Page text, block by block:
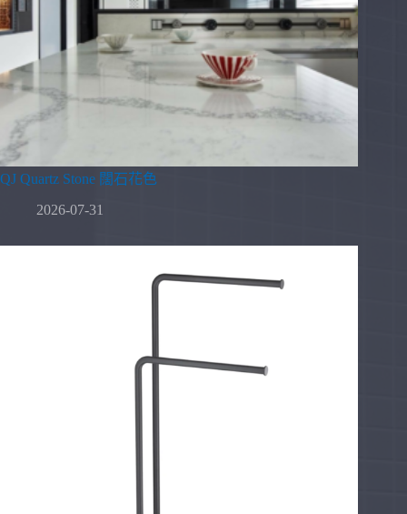
QJ Quartz Stone 闊石花色
2026-07-31